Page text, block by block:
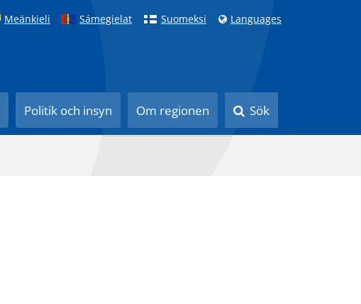
Meänkieli Sámegielat Suomeksi Languages
Politik och insyn Om regionen Sök